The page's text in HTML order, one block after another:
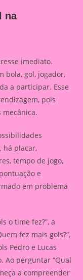
na
imediato.
bola, gol, jogador,
a participar. Esse
pois
há placar,
tempo de jogo,
e
em problema
o time fez?”, a
fez mais gols?”,
Pedro e Lucas
Ao perguntar “Qual
a compreender